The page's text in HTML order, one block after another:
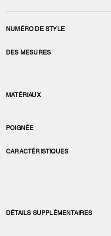
NUMÉRO DE STYLE
DES MESURES
MATÉRIAUX
POIGNÉE
CARACTÉRISTIQUES
DÉTAILS SUPPLÉMENTAIRES